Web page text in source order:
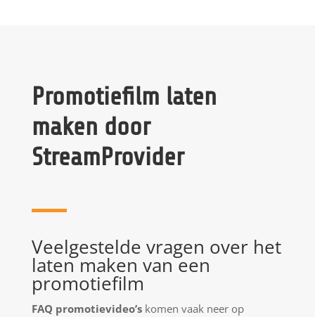
Promotiefilm laten
maken door
StreamProvider
Veelgestelde vragen over het
laten maken van een
promotiefilm
FAQ promotievideo’s komen vaak neer op